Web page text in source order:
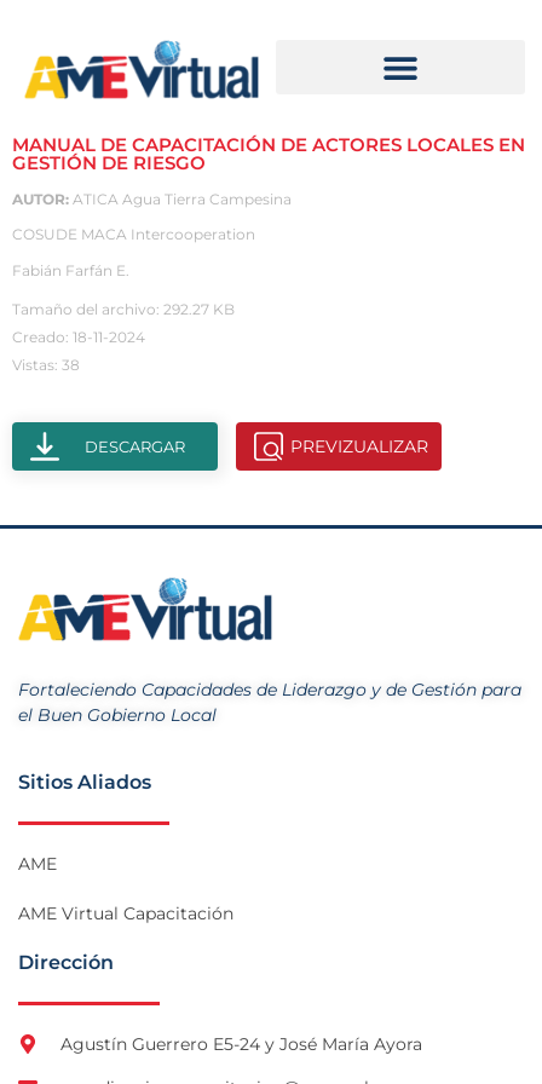
MANUAL DE CAPACITACIÓN DE ACTORES LOCALES EN
GESTIÓN DE RIESGO
AUTOR: ATICA Agua Tierra Campesina
COSUDE MACA Intercooperation
Fabián Farfán E.
Tamaño del archivo: 292.27 KB
Creado: 18-11-2024
Vistas: 38
DESCARGAR PREVIZUALIZAR
Fortaleciendo Capacidades de Liderazgo y de Gestión para
el Buen Gobierno Local
Sitios Aliados
AME
AME Virtual Capacitación
Dirección
Agustín Guerrero E5-24 y José María Ayora